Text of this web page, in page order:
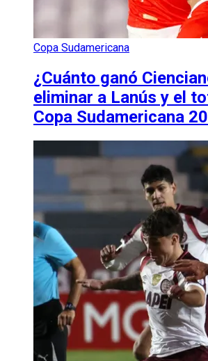
Copa Sudamericana
¿Cuánto ganó
eliminar a Lanús y el
Copa Sudamericana